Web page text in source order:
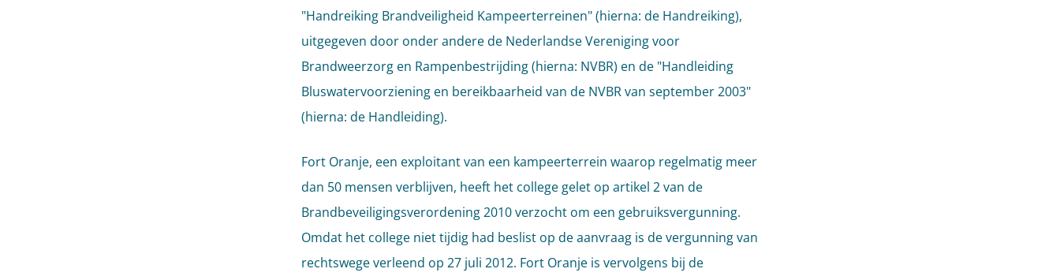
"Handreiking Brandveiligheid Kampeerterreinen" (hierna: de Handreiking),
uitgegeven door onder andere de Nederlandse Vereniging voor
Brandweerzorg en Rampenbestrijding (hierna: NVBR) en de "Handleiding
Bluswatervoorziening en bereikbaarheid van de NVBR van september 2003"
(hierna: de Handleiding).
Fort Oranje, een exploitant van een kampeerterrein waarop regelmatig meer
dan 50 mensen verblijven, heeft het college gelet op artikel 2 van de
Brandbeveiligingsverordening 2010 verzocht om een gebruiksvergunning.
Omdat het college niet tijdig had beslist op de aanvraag is de vergunning van
rechtswege verleend op 27 juli 2012. Fort Oranje is vervolgens bij de